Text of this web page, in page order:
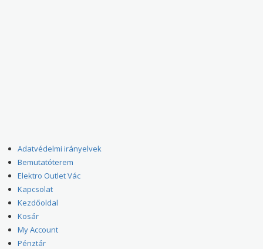
Adatvédelmi irányelvek
Bemutatóterem
Elektro Outlet Vác
Kapcsolat
Kezdőoldal
Kosár
My Account
Pénztár